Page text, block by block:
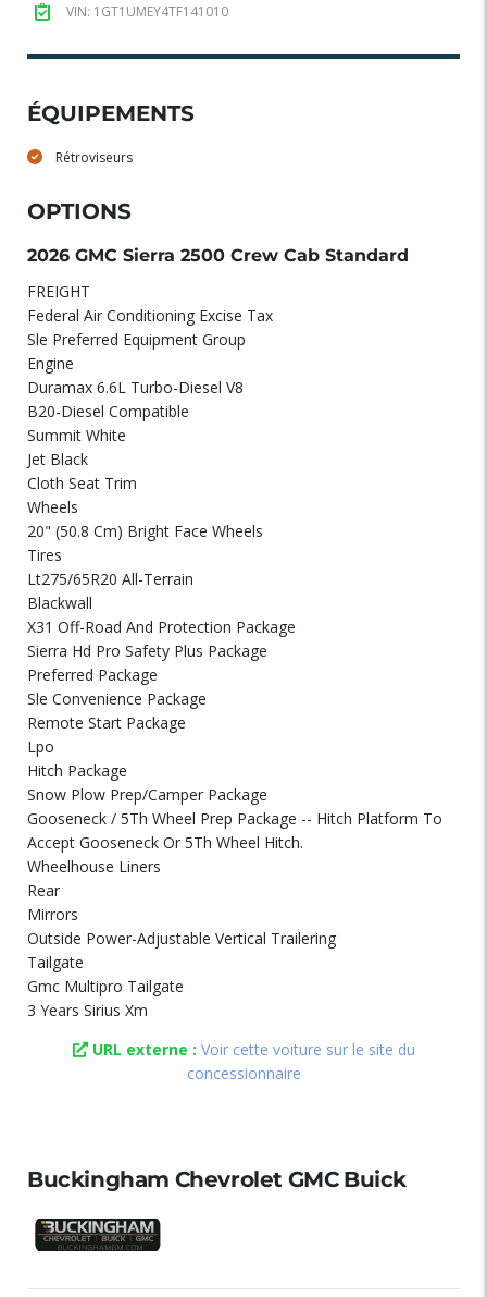
VIN: 1GT1UMEY4TF141010
ÉQUIPEMENTS
Rétroviseurs
OPTIONS
2026 GMC Sierra 2500 Crew Cab Standard
FREIGHT
Federal Air Conditioning Excise Tax
Sle Preferred Equipment Group
Engine
Duramax 6.6L Turbo-Diesel V8
B20-Diesel Compatible
Summit White
Jet Black
Cloth Seat Trim
Wheels
20" (50.8 Cm) Bright Face Wheels
Tires
Lt275/65R20 All-Terrain
Blackwall
X31 Off-Road And Protection Package
Sierra Hd Pro Safety Plus Package
Preferred Package
Sle Convenience Package
Remote Start Package
Lpo
Hitch Package
Snow Plow Prep/Camper Package
Gooseneck / 5Th Wheel Prep Package -- Hitch Platform To
Accept Gooseneck Or 5Th Wheel Hitch.
Wheelhouse Liners
Rear
Mirrors
Outside Power-Adjustable Vertical Trailering
Tailgate
Gmc Multipro Tailgate
3 Years Sirius Xm
URL externe : Voir cette voiture sur le site du
concessionnaire
Buckingham Chevrolet GMC Buick